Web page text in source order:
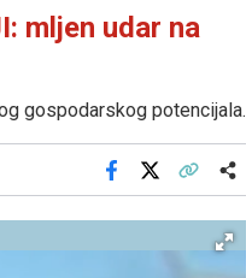
mljen udar na
gospodarskog potencijala.
Facebook